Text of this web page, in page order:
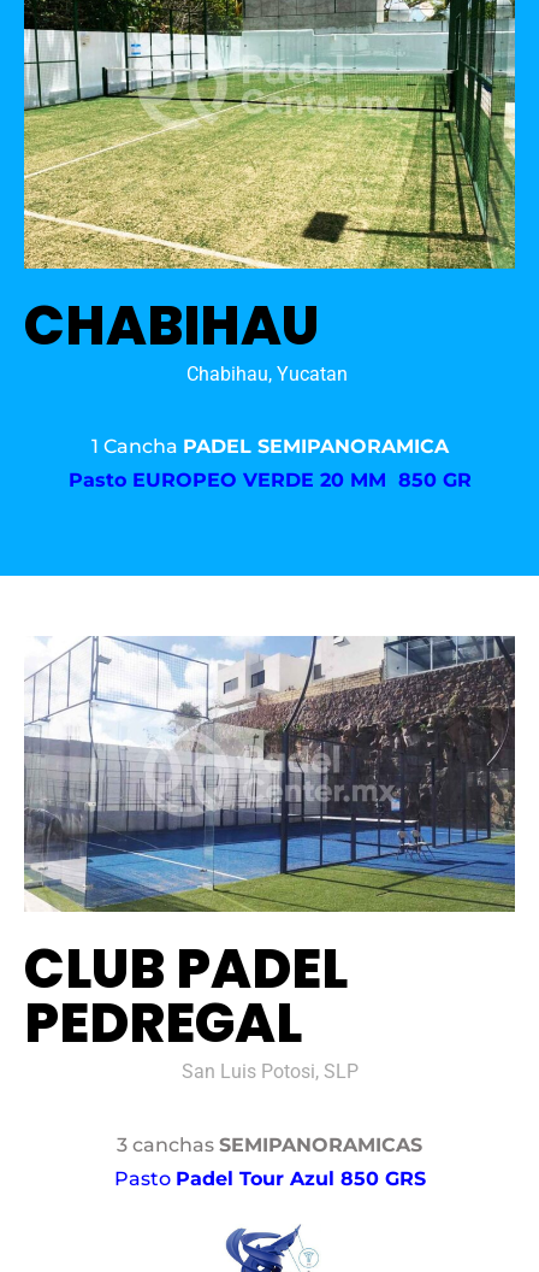
CHABIHAU
Chabihau, Yucatan
1 Cancha PADEL SEMIPANORAMICA
Pasto EUROPEO VERDE 20 MM 850 GR
CLUB PADEL
PEDREGAL
San Luis Potosi, SLP
3 canchas SEMIPANORAMICAS
Pasto Padel Tour Azul 850 GRS